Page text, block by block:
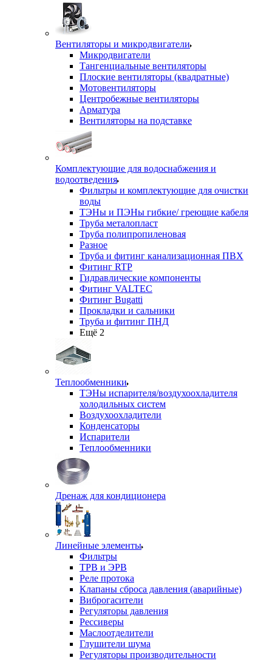
Вентиляторы и микродвигатели
Микродвигатели
Тангенциальные вентиляторы
Плоские вентиляторы (квадратные)
Мотовентиляторы
Центробежные вентиляторы
Арматура
Вентиляторы на подставке
Комплектующие для водоснабжения и
водоотведения
Фильтры и комплектующие для очистки
воды
ТЭНы и ПЭНы гибкие/ греющие кабеля
Труба металопласт
Труба полипропиленовая
Разное
Труба и фитинг канализационная ПВХ
Фитинг RTP
Гидравлические компоненты
Фитинг VALTEC
Фитинг Bugatti
Прокладки и сальники
Труба и фитинг ПНД
Ещё 2
Теплообменники
ТЭНы испарителя/воздухоохладителя
холодильных систем
Воздухоохладители
Конденсаторы
Испарители
Теплообменники
Дренаж для кондиционера
Линейные элементы
Фильтры
ТРВ и ЭРВ
Реле протока
Клапаны сброса давления (аварийные)
Виброгасители
Регуляторы давления
Рессиверы
Маслоотделители
Глушители шума
Регуляторы производительности